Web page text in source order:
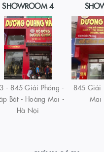
SHOWROOM 4
- 845 Giải Phóng -
Bát - Hoàng Mai -
Hà Nội
845 Giải
Mai